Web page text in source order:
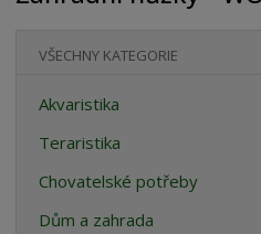
r
n
a
VŠECHNY KATEGORIE
Akvaristika
Teraristika
Chovatelské potřeby
Dům a zahrada